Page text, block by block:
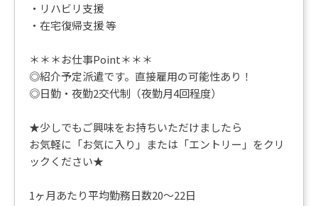
・リハビリ支援
・在宅復帰支援 等
＊＊＊お仕事Point＊＊＊
◎紹介予定派遣です。直接雇用の可能性あり！
◎日勤・夜勤2交代制（夜勤月4回程度）
★少しでもご興味をお持ちいただけましたら
お気軽に「お気に入り」または「エントリー」をクリ
ックください★
1ヶ月あたり平均勤務日数20～22日